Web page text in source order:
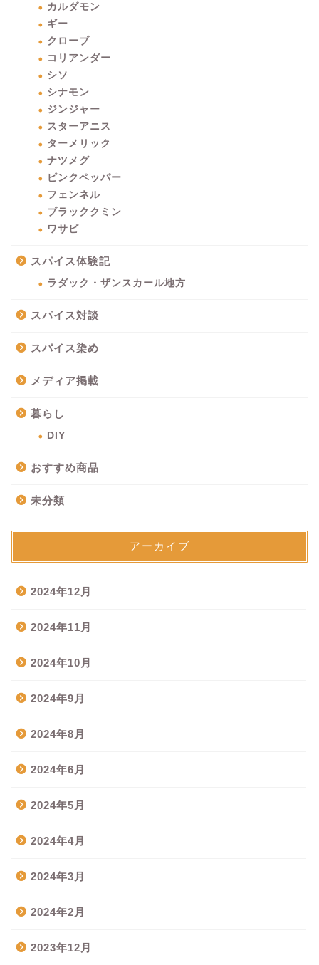
カルダモン
ギー
クローブ
コリアンダー
シソ
シナモン
ジンジャー
スターアニス
ターメリック
ナツメグ
ピンクペッパー
フェンネル
ブラッククミン
ワサビ
スパイス体験記
ラダック・ザンスカール地方
スパイス対談
スパイス染め
メディア掲載
暮らし
DIY
おすすめ商品
未分類
アーカイブ
2024年12月
2024年11月
2024年10月
2024年9月
2024年8月
2024年6月
2024年5月
2024年4月
2024年3月
2024年2月
2023年12月